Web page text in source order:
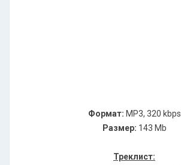
Формат: MP3, 320 kbps
Размер: 143 Mb
Треклист: